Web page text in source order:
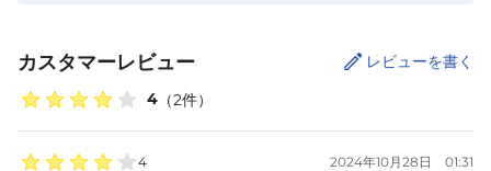
カスタマーレビュー
4 （2件）
レビューを書く
4 2024年10月28日 01:31